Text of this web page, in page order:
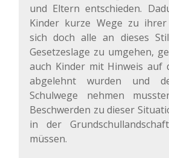
und Eltern entschieden.
Kinder kurze Wege zu ihrer
sich doch alle an dieses
Gesetzeslage zu umgehen,
auch Kinder mit Hinweis auf
abgelehnt wurden und
Schulwege nehmen
Beschwerden zu dieser
in der
müssen.